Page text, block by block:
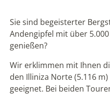
Sie sind begeisterter
Andengipfel mit über
genießen?
Wir erklimmen mit Ihnen
den Illiniza Norte (5.116
geeignet. Bei beiden